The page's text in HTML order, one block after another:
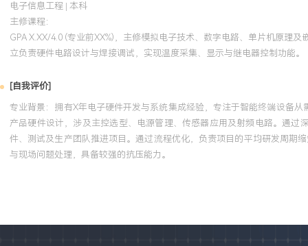
电子信息工程 | 本科
主修课程：
GPA X.XX/4.0 (专业前XX%)，主修模拟电子技术、数字电路、单片机原理
立负责硬件电路设计与焊接调试，实现温度采集、显示与继电器控制功能。
[自我评价]
专业背景：拥有X年电子硬件开发与系统集成经验，专注于智能终端设备
产品硬件设计，涉及主控选型、电源管理、传感器应用及射频电路。通过
件、测试及生产团队推进项目。通过流程优化，负责项目的平均研发周期
与现场问题处理，具备较强的抗压能力。